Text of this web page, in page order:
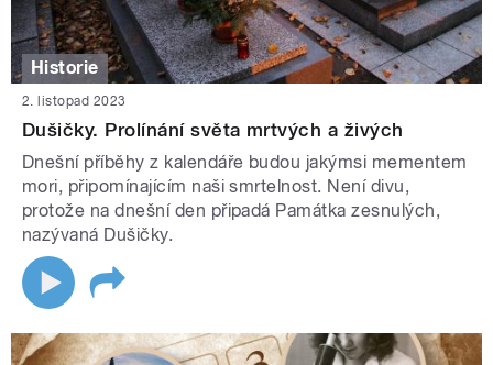
Historie
2. listopad 2023
Dušičky. Prolínání světa mrtvých a živých
Dnešní příběhy z kalendáře budou jakýmsi mementem
mori, připomínajícím naši smrtelnost. Není divu,
protože na dnešní den připadá Památka zesnulých,
nazývaná Dušičky.